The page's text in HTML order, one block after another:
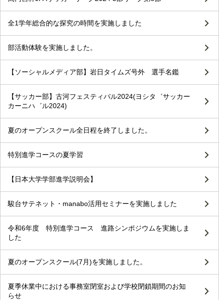
全1学年総合的な探究の時間を実施しました
部活動体験を実施しました。
【ソーシャルメディア部】岩日タイムズ号外 選手名鑑
【サッカー部】古河フェスティバル2024(ヨシタ゛サッカー
カーニハ゛ル2024)
夏のオープンスクール全日程を終了しました。
特別進学コースの夏学習
【日本大学学部進学説明会】
駿台サテネット・manabo活用セミナーを実施しました
令和6年度 特別進学コース 進路シンポジウムを実施しま
した
夏のオープンスクール(7月)を実施しました。
夏季休業中における事務室閉室および学校閉鎖期間のお知
らせ